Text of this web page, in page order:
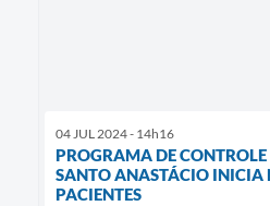
04 JUL 2024 - 14h16
PROGRAMA DE
SANTO ANASTÁCIO INICIA
PACIENTES